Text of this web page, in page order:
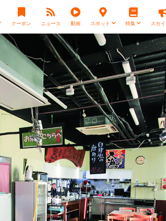
クーポン ニュース 動画 スポット 特集 スカ